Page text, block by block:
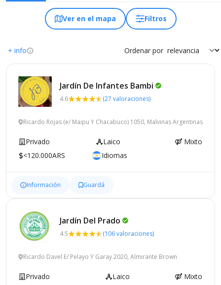
Ver en el mapa Filtros
+ info Ordenar por
Jardín De Infantes Bambi
4.6 (27 valoraciones)
Ricardo Rojas (e/ Maipu Y Chacabuco) 1050, Malvinas Argentinas
Privado Laico
Mixto
<120.000ARS
Idiomas
Información Guardá
Jardín Del Prado
4.5 (106 valoraciones)
Ricardo Davel E/ Pelayo Y Garay 2020, Almirante Brown
Privado Laico
Mixto